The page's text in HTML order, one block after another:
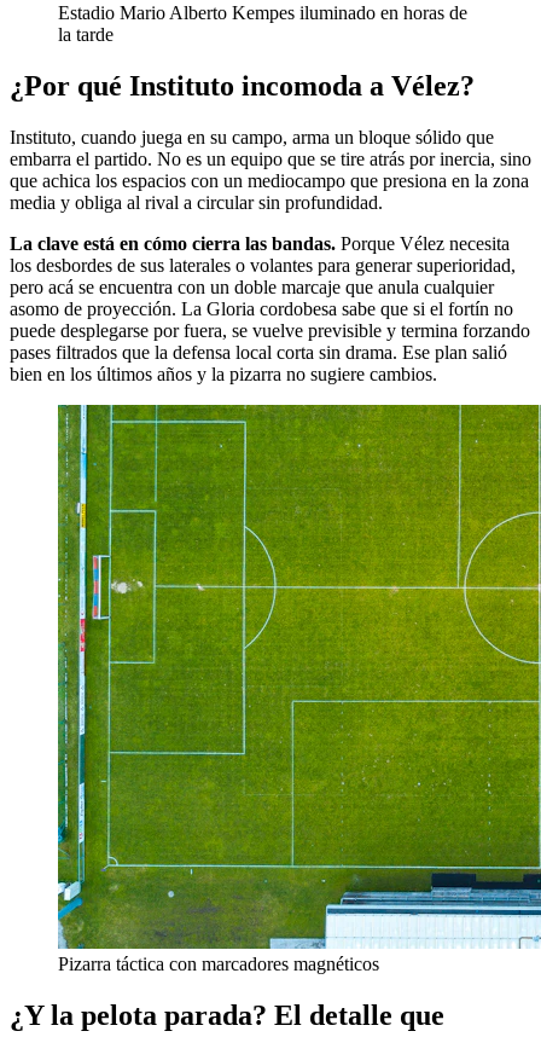
Estadio Mario Alberto Kempes iluminado en horas de
la tarde
¿Por qué Instituto incomoda a Vélez?
Instituto, cuando juega en su campo, arma un bloque sólido que
embarra el partido. No es un equipo que se tire atrás por inercia, sino
que achica los espacios con un mediocampo que presiona en la zona
media y obliga al rival a circular sin profundidad.
La clave está en cómo cierra las bandas. Porque Vélez necesita
los desbordes de sus laterales o volantes para generar superioridad,
pero acá se encuentra con un doble marcaje que anula cualquier
asomo de proyección. La Gloria cordobesa sabe que si el fortín no
puede desplegarse por fuera, se vuelve previsible y termina forzando
pases filtrados que la defensa local corta sin drama. Ese plan salió
bien en los últimos años y la pizarra no sugiere cambios.
Pizarra táctica con marcadores magnéticos
¿Y la pelota parada? El detalle que